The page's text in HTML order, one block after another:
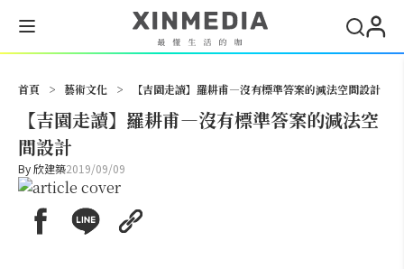
首頁 > 藝術文化 > 【吉園走讀】羅耕甫—沒有標準答案的減法空間設計
【吉園走讀】羅耕甫—沒有標準答案的減法空
間設計
By欣建築2019/09/09